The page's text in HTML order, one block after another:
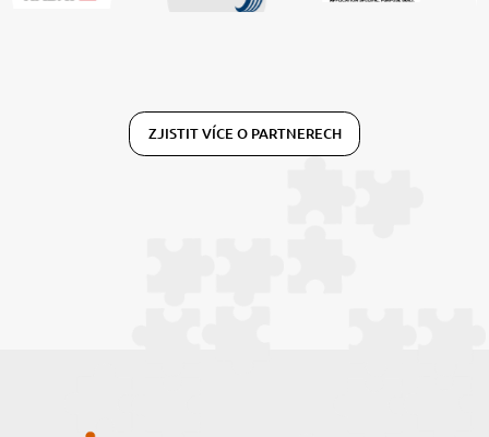
ZJISTIT VÍCE O PARTNERECH